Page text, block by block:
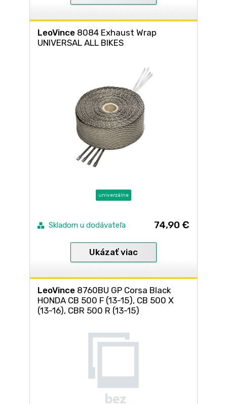
LeoVince 8084 Exhaust Wrap
UNIVERSAL ALL BIKES
univerzálne
Skladom u dodávateľa 74,90 €
Ukázať viac
LeoVince 8760BU GP Corsa Black
HONDA CB 500 F (13-15), CB 500 X
(13-16), CBR 500 R (13-15)